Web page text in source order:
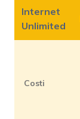
Internet
Unlimited
Costi